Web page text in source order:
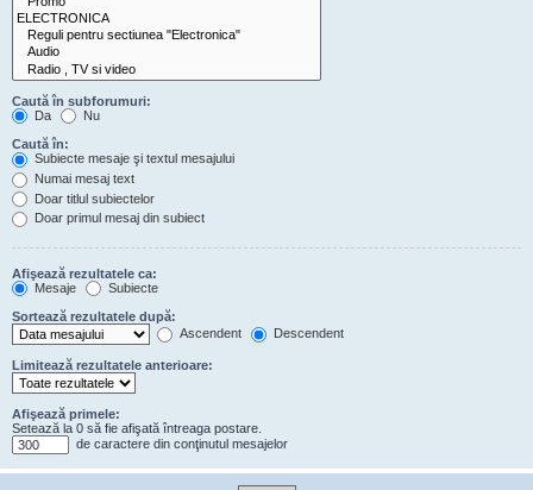
Caută în subforumuri:
Da
Nu
Caută în:
Subiecte mesaje şi textul mesajului
Numai mesaj text
Doar titlul subiectelor
Doar primul mesaj din subiect
Afişează rezultatele ca:
Mesaje
Subiecte
Sortează rezultatele după:
Ascendent
Descendent
Limitează rezultatele anterioare:
Afişează primele:
Setează la 0 să fie afişată întreaga postare.
de caractere din conţinutul mesajelor